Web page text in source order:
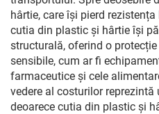
hârtie, care își pierd
cutia din plastic și hârtie își
structurală, oferind o
sensibile, cum ar fi
farmaceutice și cele
vedere al costurilor
deoarece cutia din plastic și